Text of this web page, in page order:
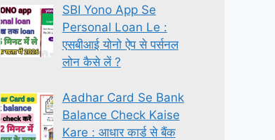
SBI Yono App Se
Personal Loan Le :
एसबीआई योनो ऐप से पर्सनल
लोन कैसे लें ?
Aadhar Card Se Bank
Balance Check Kaise
Kare : आधार कार्ड से बैंक